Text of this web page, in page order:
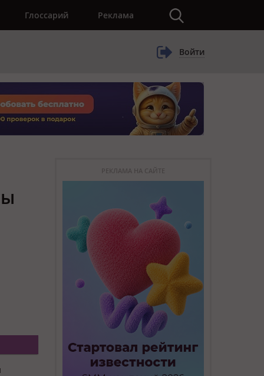
Глоссарий Реклама
Войти
РЕКЛАМА НА САЙТЕ